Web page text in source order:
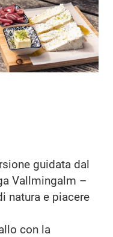
guidata dal
Vallmingalm –
natura e piacere
con la